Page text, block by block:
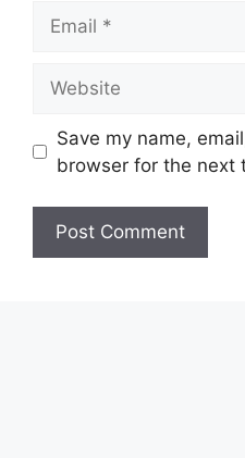
Save my name,
browser for the next